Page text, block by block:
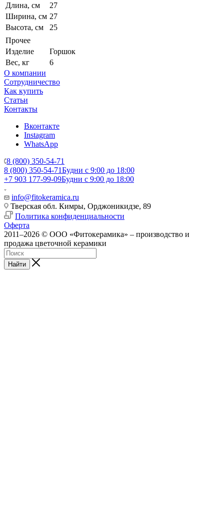
Длина, см
27
Ширина, см 27
Высота, см
25
Прочее
Изделие
Горшок
Вес, кг
6
О компании
Сотрудничество
Как купить
Статьи
Контакты
Вконтакте
Instagram
WhatsApp
8 (800) 350-54-71
8 (800) 350-54-71Будни с 9:00 до 18:00
+7 903 177-99-09Будни с 9:00 до 18:00
info@fitokeramica.ru
Тверская обл. Кимры, Орджоникидзе, 89
Политика конфиденциальности
Оферта
2011–2026 © ООО «Фитокерамика» – производство и
продажа цветочной керамики
Найти